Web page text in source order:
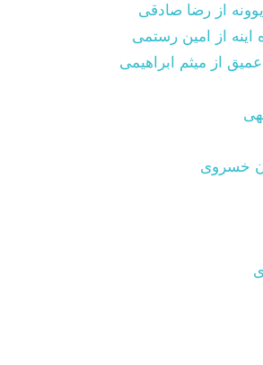
از رضا صادقی
از امین رستمی
از میثم ابراهیمی
خسروی